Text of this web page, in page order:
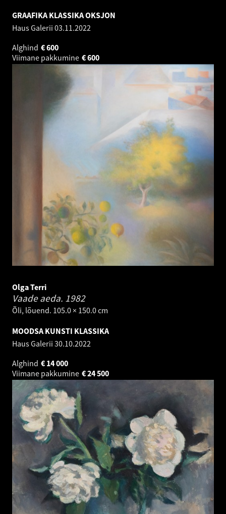
GRAAFIKA KLASSIKA OKSJON
Haus Galerii 03.11.2022
Alghind
600
€
Viimane pakkumine
600
€
Olga Terri
Vaade aeda. 1982
Õli, lõuend. 105.0 × 150.0 cm
MOODSA KUNSTI KLASSIKA
Haus Galerii 30.10.2022
Alghind
14 000
€
Viimane pakkumine
24 500
€